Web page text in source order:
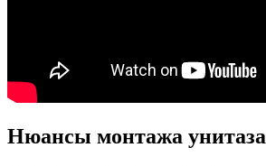
Нюансы монтажа унитаза